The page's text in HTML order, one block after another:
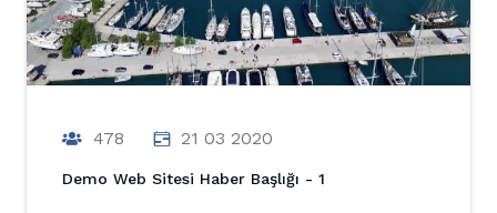
478 21 03 2020
Demo Web Sitesi Haber Başlığı - 1